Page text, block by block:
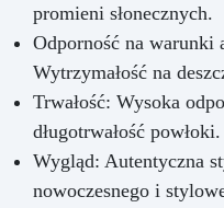
promieni słonecznych.
Odporność na warunki
Wytrzymałość na
Trwałość: Wysoka
długotrwałość powłoki.
Wygląd: Autentyczna
nowoczesnego i